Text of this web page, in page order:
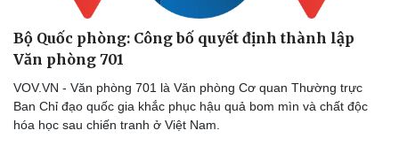
Phòng mạch online
Ăn sạch sống khỏe
Bộ Quốc phòng: Công bố quyết định thành lập
Văn phòng 701
VOV.VN - Văn phòng 701 là Văn phòng Cơ quan Thường trực
Ban Chỉ đạo quốc gia khắc phục hậu quả bom mìn và chất độc
hóa học sau chiến tranh ở Việt Nam.